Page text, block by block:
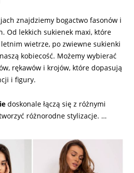
znajdziemy bogactwo fasonów i
Od lekkich sukienek maxi, które
wietrze, po zwiewne sukienki
kobiecość. Możemy wybierać
rękawów i krojów, które dopasują
i figury.
doskonale łączą się z różnymi
różnorodne stylizacje. …